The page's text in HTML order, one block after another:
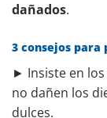
dañados.
3 consejos
► Insiste en
no dañen los
dulces.